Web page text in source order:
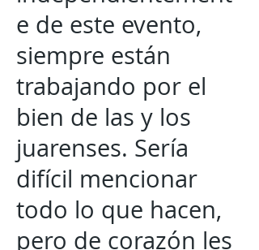
e de este evento,
siempre están
trabajando por el
bien de las y los
juarenses. Sería
difícil mencionar
todo lo que hacen,
pero de corazón les